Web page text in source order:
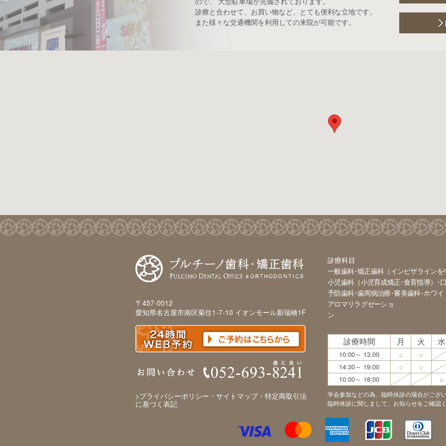
診療と合わせて、お買い物など、とても便利な立地です。
また様々な交通機関を利用しての来院が可能です。
診療科目
一般歯科 矯正歯科（インビザラインを
小児歯科（小児育成矯正･食育指導）
予防歯科 歯周病治療 審美歯科 ホワイ
アロマリラグゼーショ
ン
診療時間 月 火 水
10:00～ 13:00 ○ ○
14:30～ 19:00 ○ ○
10:00～ 18:00 ○
学会参加などの為、臨時休診の場合がござい
臨時休診に関しまして、お知らせをご確認く
〒457-0012
愛知県名古屋市南区菊住1-7-10 イオンモール新瑞橋1F
プライバシーポリシー・サイトマップ・特定商取引法
に基づく表記